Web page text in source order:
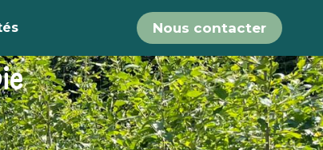
Nous contacter